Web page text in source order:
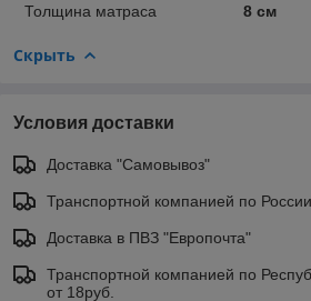
Толщина матраса
8 см
Скрыть
Условия доставки
Доставка "Самовывоз"
Транспортной компанией по
Доставка в ПВЗ "Европочта"
Транспортной компанией по
от 18руб.